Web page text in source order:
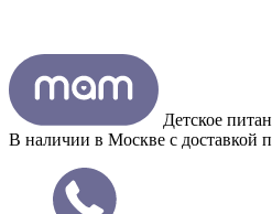
Детское
В наличии в Москве с доставкой